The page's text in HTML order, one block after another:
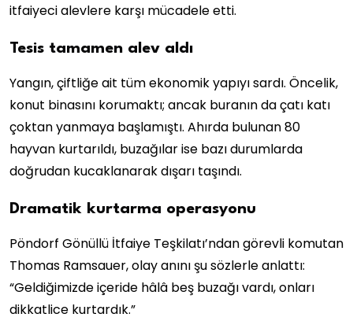
itfaiyeci alevlere karşı mücadele etti.
Tesis tamamen alev aldı
Yangın, çiftliğe ait tüm ekonomik yapıyı sardı. Öncelik,
konut binasını korumaktı; ancak buranın da çatı katı
çoktan yanmaya başlamıştı. Ahırda bulunan 80
hayvan kurtarıldı, buzağılar ise bazı durumlarda
doğrudan kucaklanarak dışarı taşındı.
Dramatik kurtarma operasyonu
Pöndorf Gönüllü İtfaiye Teşkilatı’ndan görevli komutan
Thomas Ramsauer, olay anını şu sözlerle anlattı:
“Geldiğimizde içeride hâlâ beş buzağı vardı, onları
dikkatlice kurtardık.”